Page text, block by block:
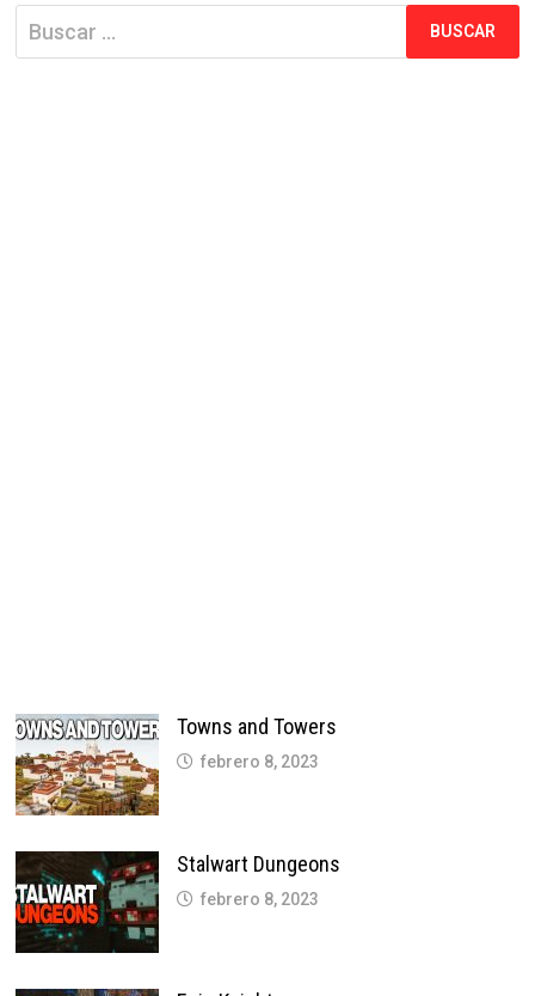
Buscar:
Towns and Towers
febrero 8, 2023
Stalwart Dungeons
febrero 8, 2023